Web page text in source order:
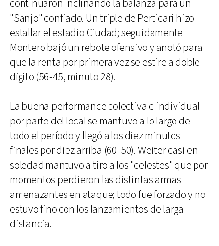
continuaron inclinando la balanza para un
"Sanjo" confiado. Un triple de Perticari hizo
estallar el estadio Ciudad; seguidamente
Montero bajó un rebote ofensivo y anotó para
que la renta por primera vez se estire a doble
dígito (56-45, minuto 28).
La buena performance colectiva e individual
por parte del local se mantuvo a lo largo de
todo el período y llegó a los diez minutos
finales por diez arriba (60-50). Weiter casi en
soledad mantuvo a tiro a los "celestes" que por
momentos perdieron las distintas armas
amenazantes en ataque; todo fue forzado y no
estuvo fino con los lanzamientos de larga
distancia.